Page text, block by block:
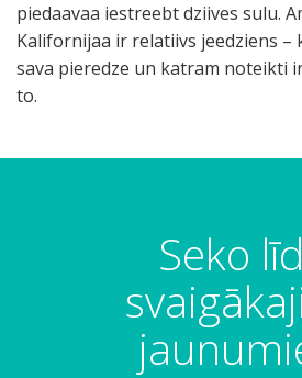
piedaavaa iestreebt dziives sulu.
Kalifornijaa ir relatiivs jeedziens
sava pieredze un katram noteikti
to.
Seko